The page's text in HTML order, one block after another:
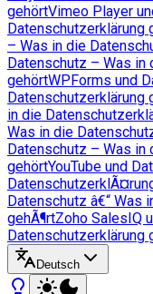
gehörtVimeo Player
Datenschutzerklärung
– Was in die
Datenschutz – Was in
gehörtWPForms und
Datenschutzerklärung
in die
Was in die
Datenschutz – Was in
gehörtYouTube und
Datenschutz â€“ Was
gehÃ¶rtZoho SalesIQ
Datenschutzerklärung
Deutsch